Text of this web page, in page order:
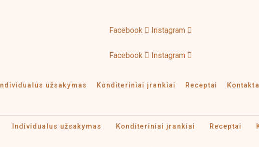
Facebook
Instagram
Facebook
Instagram
Individualus užsakymas Konditeriniai įrankiai Receptai
Individualus užsakymas Konditeriniai įrankiai Receptai